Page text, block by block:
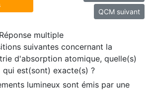
QCM suivant
multiple
suivantes concernant la
d'absorption atomique, quelle(s)
est(sont) exacte(s) ?
lumineux sont émis par une